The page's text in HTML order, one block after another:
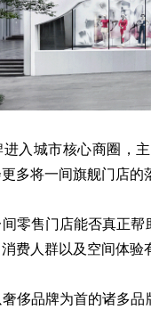
入城市核心商圈，
多将一间旗舰门店的
零售门店能否真正帮
费人群以及空间体验
侈品牌为首的诸多